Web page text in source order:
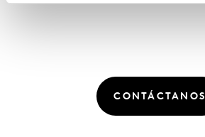
CONTÁCTANOS